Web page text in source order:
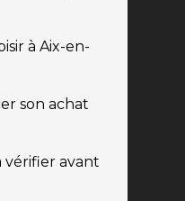
à Aix-en-
son achat
vérifier avant